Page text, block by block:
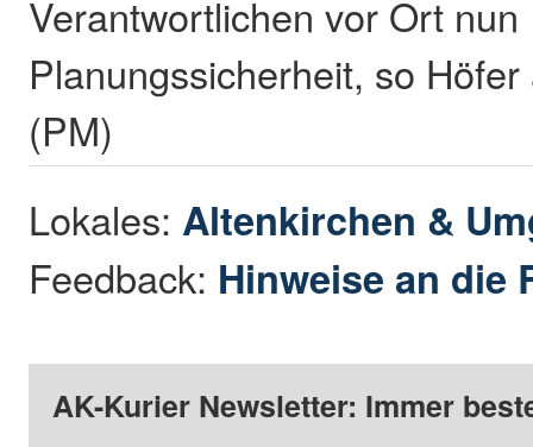
Verantwortlichen vor Ort nun
Planungssicherheit, so
(PM)
Lokales: Altenkirchen &
Feedback: Hinweise an die
AK-Kurier Newsletter: Immer